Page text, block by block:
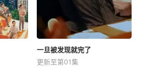
一旦被发现就完了
更新至第01集